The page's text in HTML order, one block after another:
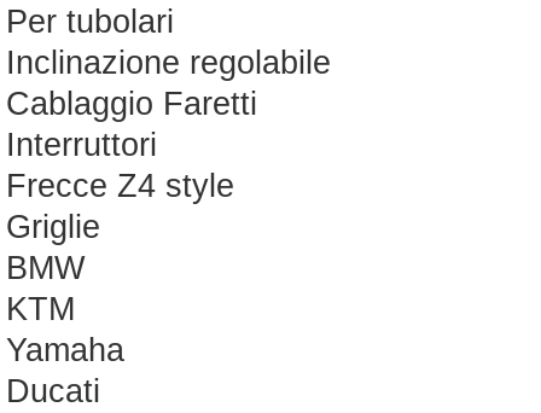
Per tubolari
Inclinazione regolabile
Cablaggio Faretti
Interruttori
Frecce Z4 style
Griglie
BMW
KTM
Yamaha
Ducati